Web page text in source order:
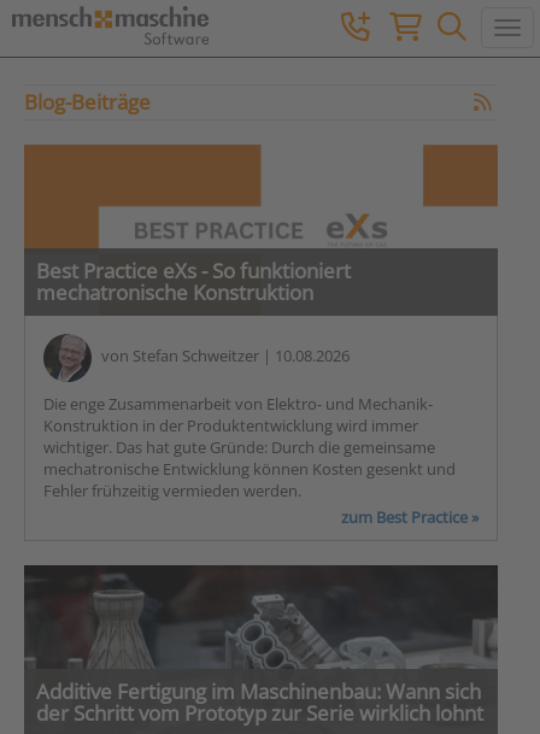
Blog-Beiträge
Best Practice eXs - So funktioniert
mechatronische Konstruktion
von Stefan Schweitzer | 10.08.2026
Die enge Zusammenarbeit von Elektro- und Mechanik-
Konstruktion in der Produktentwicklung wird immer
wichtiger. Das hat gute Gründe: Durch die gemeinsame
mechatronische Entwicklung können Kosten gesenkt und
Fehler frühzeitig vermieden werden.
zum Best Practice »
Additive Fertigung im Maschinenbau: Wann sich
der Schritt vom Prototyp zur Serie wirklich lohnt